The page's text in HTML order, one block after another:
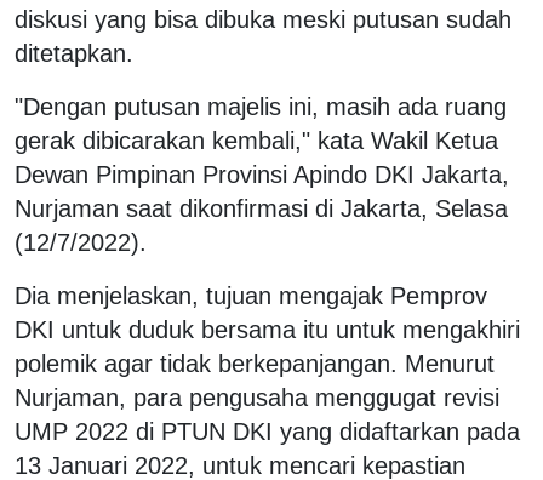
diskusi yang bisa dibuka meski putusan sudah
ditetapkan.
"Dengan putusan majelis ini, masih ada ruang
gerak dibicarakan kembali," kata Wakil Ketua
Dewan Pimpinan Provinsi Apindo DKI Jakarta,
Nurjaman saat dikonfirmasi di Jakarta, Selasa
(12/7/2022).
Dia menjelaskan, tujuan mengajak Pemprov
DKI untuk duduk bersama itu untuk mengakhiri
polemik agar tidak berkepanjangan. Menurut
Nurjaman, para pengusaha menggugat revisi
UMP 2022 di PTUN DKI yang didaftarkan pada
13 Januari 2022, untuk mencari kepastian